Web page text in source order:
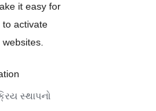
it easy for
to activate
સ્થાપનો